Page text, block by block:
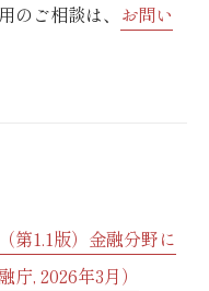
ご相談は、 お問い
第1.1版）金融分野に
, 2026年3月）